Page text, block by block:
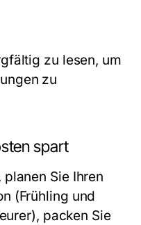
zu lesen, um
zu
spart
Sie Ihren
(Frühling und
packen Sie